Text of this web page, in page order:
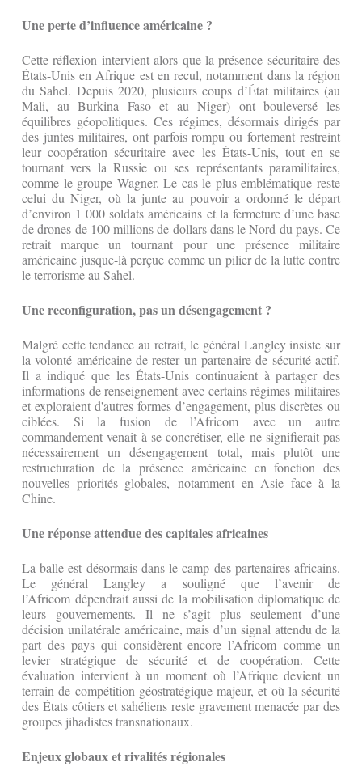
Une perte d’influence américaine ?
Cette réflexion intervient alors que la présence sécuritaire des
États-Unis en Afrique est en recul, notamment dans la région
du Sahel. Depuis 2020, plusieurs coups d’État militaires (au
Mali, au Burkina Faso et au Niger) ont bouleversé les
équilibres géopolitiques. Ces régimes, désormais dirigés par
des juntes militaires, ont parfois rompu ou fortement restreint
leur coopération sécuritaire avec les États-Unis, tout en se
tournant vers la Russie ou ses représentants paramilitaires,
comme le groupe Wagner. Le cas le plus emblématique reste
celui du Niger, où la junte au pouvoir a ordonné le départ
d’environ 1 000 soldats américains et la fermeture d’une base
de drones de 100 millions de dollars dans le Nord du pays. Ce
retrait marque un tournant pour une présence militaire
américaine jusque-là perçue comme un pilier de la lutte contre
le terrorisme au Sahel.
Une reconfiguration, pas un désengagement ?
Malgré cette tendance au retrait, le général Langley insiste sur
la volonté américaine de rester un partenaire de sécurité actif.
Il a indiqué que les États-Unis continuaient à partager des
informations de renseignement avec certains régimes militaires
et exploraient d'autres formes d’engagement, plus discrètes ou
ciblées. Si la fusion de l’Africom avec un autre
commandement venait à se concrétiser, elle ne signifierait pas
nécessairement un désengagement total, mais plutôt une
restructuration de la présence américaine en fonction des
nouvelles priorités globales, notamment en Asie face à la
Chine.
Une réponse attendue des capitales africaines
La balle est désormais dans le camp des partenaires africains.
Le général Langley a souligné que l’avenir de
l’Africom dépendrait aussi de la mobilisation diplomatique de
leurs gouvernements. Il ne s’agit plus seulement d’une
décision unilatérale américaine, mais d’un signal attendu de la
part des pays qui considèrent encore l’Africom comme un
levier stratégique de sécurité et de coopération. Cette
évaluation intervient à un moment où l’Afrique devient un
terrain de compétition géostratégique majeur, et où la sécurité
des États côtiers et sahéliens reste gravement menacée par des
groupes jihadistes transnationaux.
Enjeux globaux et rivalités régionales